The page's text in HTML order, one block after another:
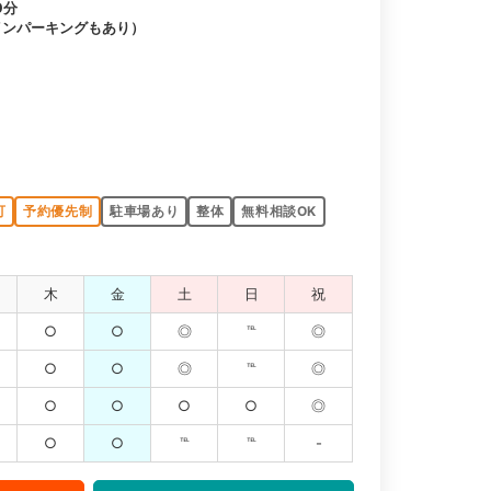
分
パーキングもあり）
予約優先制 駐車場あり 整体 無料相談OK
木 金 土 日 祝
○ ○ ◎ ℡ ◎
○ ○ ◎ ℡ ◎
○ ○ ○ ○ ◎
○ ○ ℡ ℡ -